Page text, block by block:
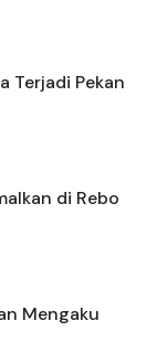
Terjadi Pekan
di Rebo
Mengaku